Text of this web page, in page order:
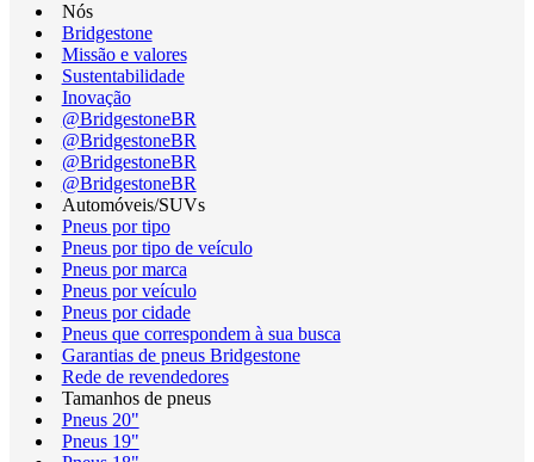
Nós
Bridgestone
Missão e valores
Sustentabilidade
Inovação
@BridgestoneBR
@BridgestoneBR
@BridgestoneBR
@BridgestoneBR
Automóveis/SUVs
Pneus por tipo
Pneus por tipo de veículo
Pneus por marca
Pneus por veículo
Pneus por cidade
Pneus que correspondem à sua busca
Garantias de pneus Bridgestone
Rede de revendedores
Tamanhos de pneus
Pneus 20"
Pneus 19"